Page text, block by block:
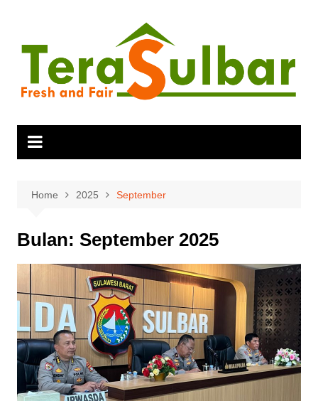
content
Home 2025 September
Bulan: September 2025